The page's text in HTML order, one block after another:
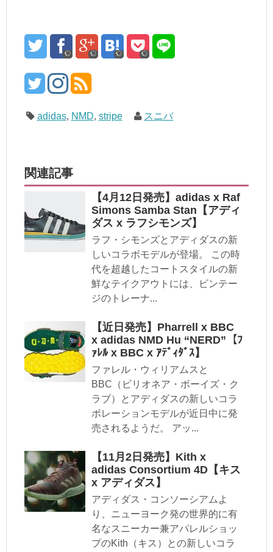
adidas, NMD, stripe スニバ
関連記事
【4月12日発売】adidas x Raf
Simons Samba Stan【アディ
ダス x ラフシモンズ】
ラフ・シモンズとアディダスの新
しいコラボモデルが登場。 この時
代を超越したコートスタイルの新
鮮なテイクアウトには、ビンテー
ジのトレーナ...
【近日発売】Pharrell x BBC
x adidas NMD Hu “NERD”【ﾌ
ｧﾚﾙ x BBC x ｱﾃﾞｨﾀﾞｽ】
ファレル・ウィリアムスと
BBC（ビリオネア・ボーイズ・ク
ラブ）とアディダスの新しいコラ
ボレーションモデルが近日中に発
売されるようだ。 アッ...
【11月2日発売】Kith x
adidas Consortium 4D【キス
x アディダス】
アディダス・コンソーシアムよ
り、ニューヨーク発の世界的に有
名なスニーカー兼アパレルショッ
プのKith（キス）との新しいコラ